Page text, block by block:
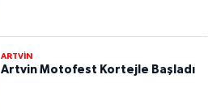
ARTVİN
Artvin Motofest Kortejle Başladı